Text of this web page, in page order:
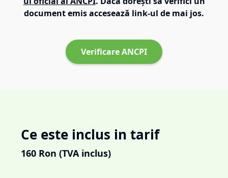
document emis accesează link-ul de mai jos.
Verificare ANCPI
Ce este inclus in tarif
160 Ron (TVA inclus)